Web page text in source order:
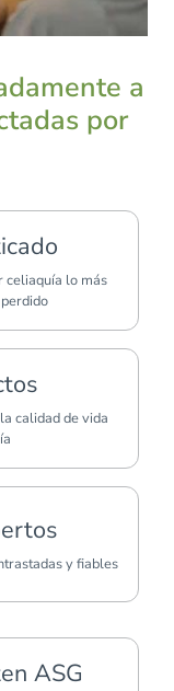
a
por
celiaquía lo más
calidad de vida
y fiables
ASG